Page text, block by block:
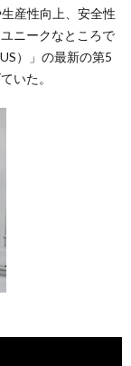
産性向上、安全性
ニークなところで
）」の最新の第5
いた。